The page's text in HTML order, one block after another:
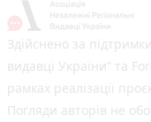
Здійснено за
видавці України” та
рамках реалізації
Погляди авторів не